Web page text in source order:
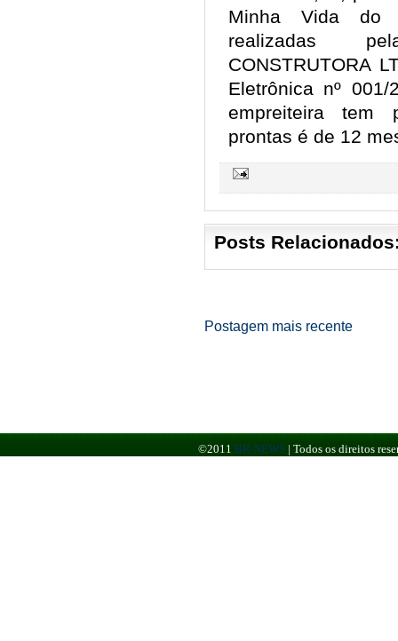
Minha Vida do
realizadas
CONSTRUTORA
Eletrônica nº
empreiteira tem
prontas é de 12
Posts
Postagem mais recente
©2011 BR NEWS | Todos os direitos